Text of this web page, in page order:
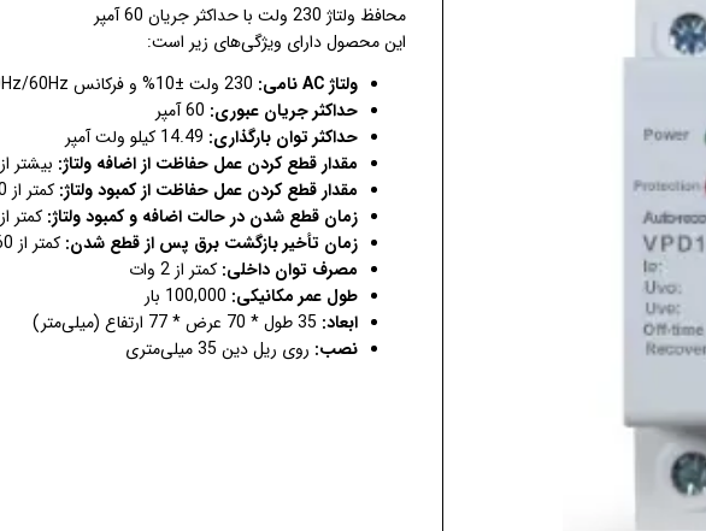
محافظ ولتاژ 230 ولت با حداکثر جریان 60 آمپر
این محصول دارای ویژگی‌های زیر است:
ولتاژ AC نامی:
حداکثر جریان عبوری:
حداکثر توان بارگذاری:
مقدار قطع کردن عمل حفاظت از اضافه ولتاژ: بیشتر از 270 ولت AC ±5 ولت
مقدار قطع کردن عمل حفاظت از کمبود ولتاژ: کمتر از 170 ولت AC ±5 ولت
زمان قطع شدن در حالت اضافه و کمبود ولتاژ: کمتر از 1 ثانیه
زمان تأخیر بازگشت برق پس از قطع شدن: کمتر از 60 ثانیه
مصرف توان داخلی: کمتر از 2 وات
طول عمر مکانیکی:
ابعاد:
نصب: روی ریل دین 35 میلی‌متری